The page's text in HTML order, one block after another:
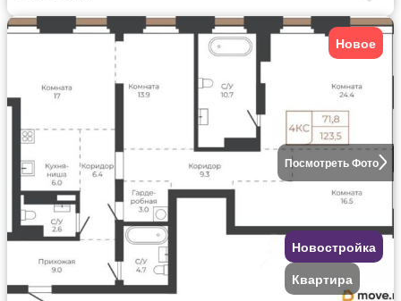
Посмотреть Фото
Новое
Новостройка
Квартира